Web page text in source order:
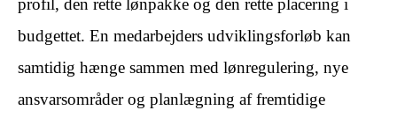
profil, den rette lønpakke og den rette placering i
budgettet. En medarbejders udviklingsforløb kan
samtidig hænge sammen med lønregulering, nye
ansvarsområder og planlægning af fremtidige